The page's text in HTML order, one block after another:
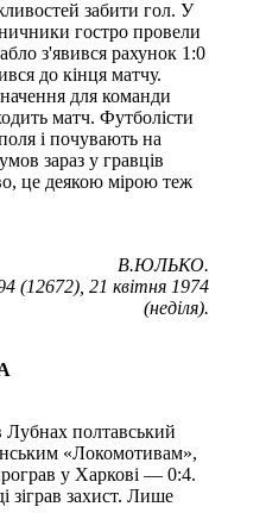
забити гол. У
гостро провели
з'явився рахунок 1:0
до кінця матчу.
для команди
матч. Футболісти
і почувають на
зараз у гравців
це деякою мірою теж
В.ЮЛЬКО.
(12672), 21 квітня 1974
(неділя).
Лубнах полтавський
«Локомотивам»,
у Харкові — 0:4.
зіграв захист. Лише